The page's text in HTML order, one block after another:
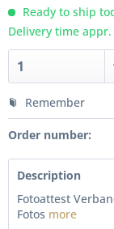
Ready to ship
Delivery time
Remember
Order number:
Description
Fotoattest
Fotos more